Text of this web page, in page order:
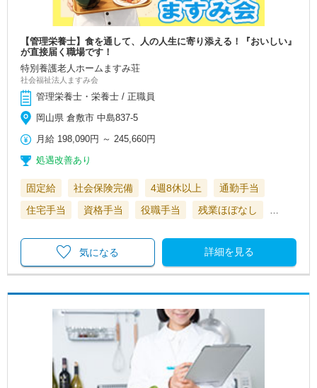
【管理栄養士】食を通して、人の人生に寄り添える！『おいしい』
が直接届く職場です！
特別養護老人ホームますみ荘
社会福祉法人ますみ会
管理栄養士・栄養士 / 正職員
岡山県 倉敷市 中島837-5
月給 198,090円 ～ 245,660円
処遇改善あり
固定給 社会保険完備 4週8休以上
通勤手当
住宅手当
資格手当 役職手当 残業ほぼなし
詳細を見る
気になる